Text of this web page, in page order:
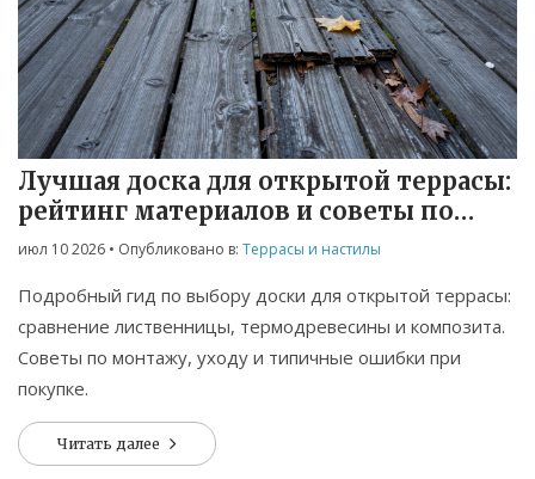
Лучшая доска для открытой террасы:
рейтинг материалов и советы по
выбору
июл 10 2026 • Опубликовано в: Террасы и настилы
Подробный гид по выбору доски для открытой террасы:
сравнение лиственницы, термодревесины и композита.
Советы по монтажу, уходу и типичные ошибки при
покупке.
Читать далее